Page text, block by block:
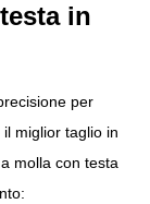
in
per
miglior taglio in
molla con testa